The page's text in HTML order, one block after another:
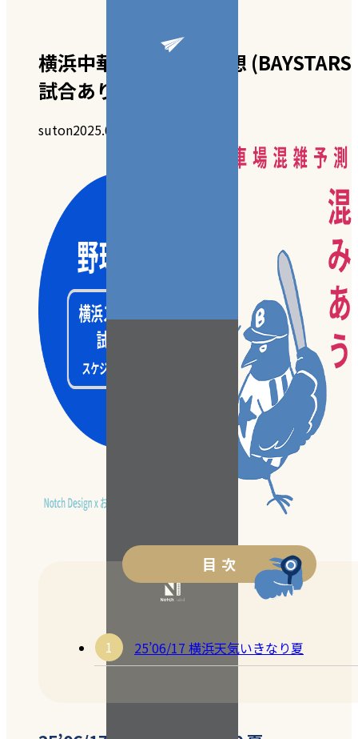
横浜中華街Parking予想 (BAYSTARS
試合あり)
suton2025.06.17
25’06/17 横浜天気いきなり夏
目 次